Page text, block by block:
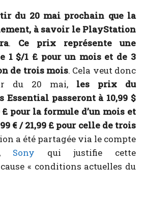
du 20 mai prochain que la
à savoir le PlayStation
. Ce prix représente une
1 $/1 £ pour un mois et de 3
de trois mois. Cela veut donc
du 20 mai,
les prix du
Essential passeront à 10,99 $
£ pour la formule d’un mois et
€ / 21,99 £ pour celle de trois
a été partagée via le compte
Sony qui justifie cette
« conditions actuelles du